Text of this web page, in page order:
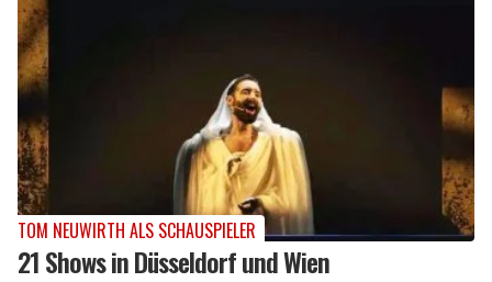
TOM NEUWIRTH ALS SCHAUSPIELER
21 Shows in Düsseldorf und Wien